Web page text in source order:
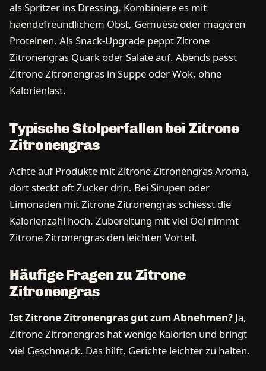
als Spritzer ins Dressing. Kombiniere es mit
haendefreundlichem Obst, Gemuese oder mageren
Proteinen. Als Snack-Upgrade peppt Zitrone
Zitronengras Quark oder Salate auf. Abends passt
Zitrone Zitronengras in Suppe oder Wok, ohne
Kalorienlast.
Typische Stolperfallen bei Zitrone
Zitronengras
Achte auf Produkte mit Zitrone Zitronengras Aroma,
dort steckt oft Zucker drin. Bei Sirupen oder
Limonaden mit Zitrone Zitronengras schiesst die
Kalorienzahl hoch. Zubereitung mit viel Oel nimmt
Zitrone Zitronengras den leichten Vorteil.
Häufige Fragen zu Zitrone
Zitronengras
Ist Zitrone Zitronengras gut zum Abnehmen? Ja,
Zitrone Zitronengras hat wenige Kalorien und bringt
viel Geschmack. Das hilft, Gerichte leichter zu halten.